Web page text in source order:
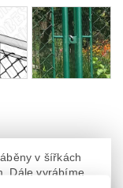
v šířkách
Dále vyrábíme